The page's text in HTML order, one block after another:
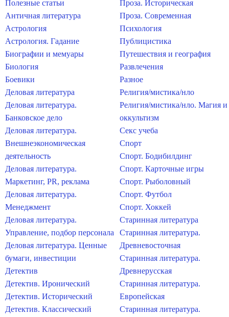
Полезные статьи
Античная литература
Астрология
Астрология. Гадание
Биографии и мемуары
Биология
Боевики
Деловая литература
Деловая литература.
Банковское дело
Деловая литература.
Внешнеэкономическая
деятельность
Деловая литература.
Маркетинг, PR, реклама
Деловая литература.
Менеджмент
Деловая литература.
Управление, подбор персонала
Деловая литература. Ценные
бумаги, инвестиции
Детектив
Детектив. Иронический
Детектив. Исторический
Детектив. Классический
Проза. Историческая
Проза. Современная
Психология
Публицистика
Путешествия и география
Развлечения
Разное
Религия/мистика/нло
Религия/мистика/нло. Магия и
оккультизм
Секс учеба
Спорт
Спорт. Бодибилдинг
Спорт. Карточные игры
Спорт. Рыболовный
Спорт. Футбол
Спорт. Хоккей
Старинная литература
Старинная литература.
Древневосточная
Старинная литература.
Древнерусская
Старинная литература.
Европейская
Старинная литература.